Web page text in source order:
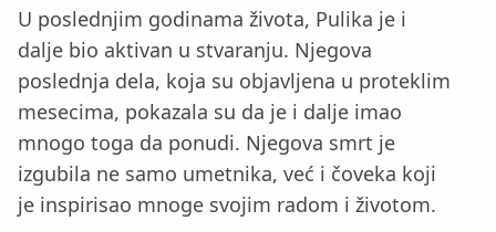
U poslednjim godinama života, Pulika je i
dalje bio aktivan u stvaranju. Njegova
poslednja dela, koja su objavljena u proteklim
mesecima, pokazala su da je i dalje imao
mnogo toga da ponudi. Njegova smrt je
izgubila ne samo umetnika, već i čoveka koji
je inspirisao mnoge svojim radom i životom.